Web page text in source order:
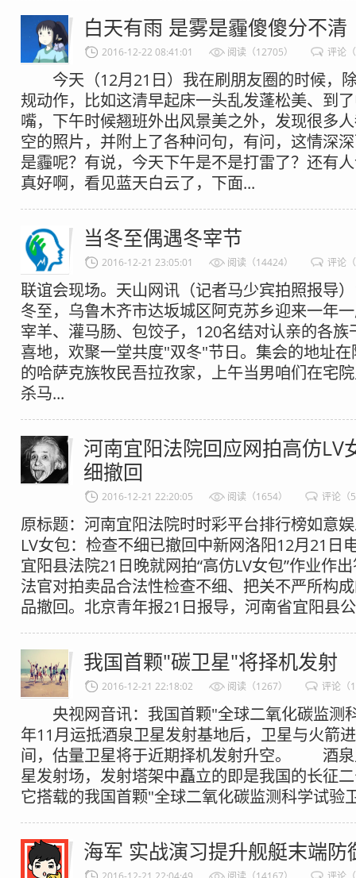
白天有雨 是雾是霾傻傻分不清
2016-12-22 08:41:01 阅读（12705） 评论
今天（12月21日）我在刷朋友圈的时候，
规动作，比如这清早起床一头乱发蓬松美、到
嘴，下午时候翘班外出风景美之外，发现很多
空的照片，并附上了各种问句，有问，这情深
是霾呢？有说，今天下午是不是打雷了？还有
真好啊，看见蓝天白云了，下面...
当冬至偶遇冬宰节
2016-12-21 23:05:01 阅读（14424） 评论
联谊会现场。天山网讯（记者马少宾拍照报导
冬至，乌鲁木齐市达坂城区阿克苏乡迎来一年
宰羊、灌马肠、包饺子，120名结对认亲的各族
喜地，欢聚一堂共度"双冬"节日。集会的地址
的哈萨克族牧民吾拉孜家，上午当男咱们在宅
杀马...
河南宜阳法院回应网拍高仿LV
细撤回
2016-12-21 22:20:05 阅读（1654） 评论（
原标题：河南宜阳法院时时彩平台排行榜如意
LV女包：检查不细已撤回中新网洛阳12月21日
宜阳县法院21日晚就网拍“高仿LV女包”作业作
法官对拍卖品合法性检查不细、把关不严所构
品撤回。北京青年报21日报导，河南省宜阳县
我国首颗"碳卫星"将择机发射
2016-12-21 22:18:02 阅读（1267） 评论（
央视网音讯：我国首颗"全球二氧化碳监测
年11月运抵酒泉卫星发射基地后，卫星与火箭
间，估量卫星将于近期择机发射升空。 酒泉
星发射场，发射塔架中矗立的即是我国的长征
它搭载的我国首颗"全球二氧化碳监测科学试验
海军 实战演习提升舰艇末端防